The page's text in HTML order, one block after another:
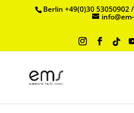
Berlin +49(0)30 53050902